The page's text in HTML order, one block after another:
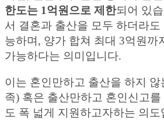
한도는 1억원으로 제한되어 있
서 결혼과 출산을 모두 하더라
능하며, 양가 합쳐 최대 3억원까
가능하다는 의미입니다.
이는 혼인만하고 출산을 하지 않
족) 혹은 출산만하고 혼인신고
도 폭 넓게 지원하고자하는 의